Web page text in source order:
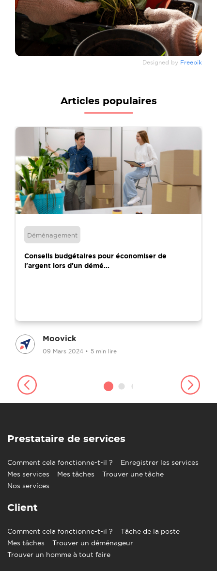
Designed by Freepik
Articles populaires
Déménagement
Conseils budgétaires pour économiser de
l'argent lors d'un démé...
Moovick
09 Mars 2024 • 5 min lire
Prestataire de services
Comment cela fonctionne-t-il ?
Enregistrer les services
Mes services
Mes tâches
Trouver une tâche
Nos services
Client
Comment cela fonctionne-t-il ?
Tâche de la poste
Mes tâches
Trouver un déménageur
Trouver un homme à tout faire